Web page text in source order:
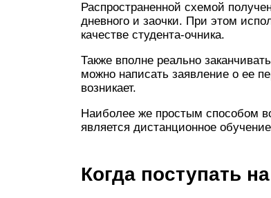
Распространенной схемой
дневного и заочки. При этом
качестве студента-очника.
Также вполне реально
можно написать заявление о ее
возникает.
Наиболее же простым способом
является дистанционное
Когда поступать